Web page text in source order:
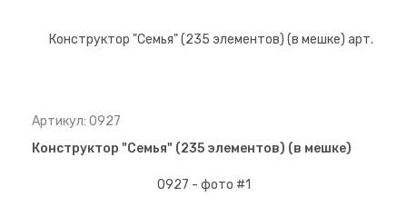
Артикул: 0927
Конструктор "Семья" (235 элементов) (в мешке)